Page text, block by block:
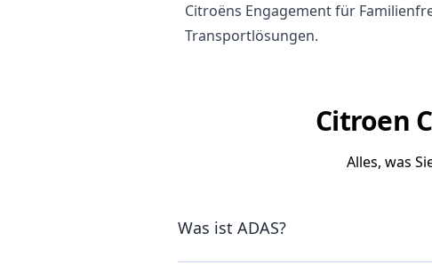
Citroëns Engagement für
Transportlösungen.
Citroen
Alles, was
Was ist ADAS?